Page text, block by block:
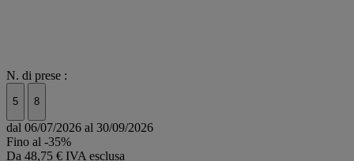
N. di prese :
5 8
dal 06/07/2026 al 30/09/2026
Fino al -35%
Da 48,75 € IVA esclusa